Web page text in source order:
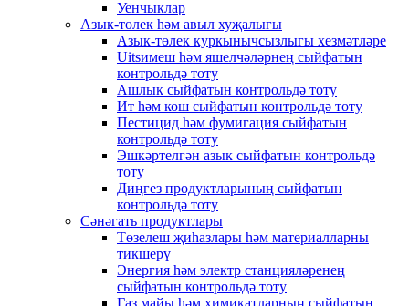
Уенчыклар
Азык-төлек һәм авыл хуҗалыгы
Азык-төлек куркынычсызлыгы хезмәтләре
Uitsимеш һәм яшелчәләрнең сыйфатын
контрольдә тоту
Ашлык сыйфатын контрольдә тоту
Ит һәм кош сыйфатын контрольдә тоту
Пестицид һәм фумигация сыйфатын
контрольдә тоту
Эшкәртелгән азык сыйфатын контрольдә
тоту
Диңгез продуктларының сыйфатын
контрольдә тоту
Сәнәгать продуктлары
Төзелеш җиһазлары һәм материалларны
тикшерү
Энергия һәм электр станцияләренең
сыйфатын контрольдә тоту
Газ майы һәм химикатларның сыйфатын